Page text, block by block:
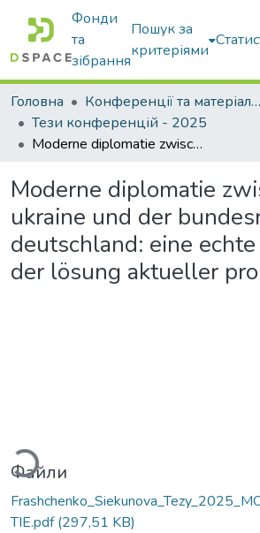
Фонди
та
зібрання
Пошук за
критеріями
Головна
Конференції та матеріали конференцій
Тези конференцій - 2025
Moderne diplomatie zwischen der ukraine und der bundesrepublik deutschland: eine echte hilfe bei der lösung aktueller probleme
Moderne diplomatie
ukraine und der
deutschland: eine
der lösung aktueller
Файли
TIE.pdf(297,51 KB)